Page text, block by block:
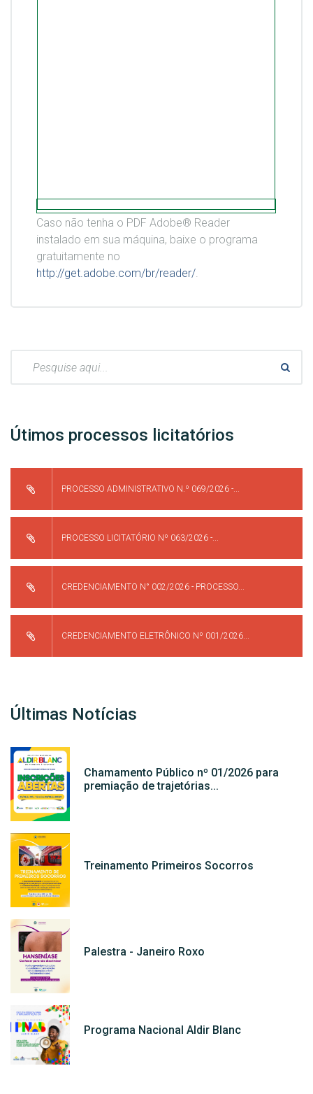
Caso não tenha o PDF Adobe® Reader
instalado em sua máquina, baixe o programa
gratuitamente no
http://get.adobe.com/br/reader/.
Útimos processos licitatórios
PROCESSO ADMINISTRATIVO N.º 069/2026 -...
PROCESSO LICITATÓRIO Nº 063/2026 -...
CREDENCIAMENTO N° 002/2026 - PROCESSO...
CREDENCIAMENTO ELETRÔNICO Nº 001/2026...
Últimas Notícias
Chamamento Público nº 01/2026 para
premiação de trajetórias...
Treinamento Primeiros Socorros
Palestra - Janeiro Roxo
Programa Nacional Aldir Blanc